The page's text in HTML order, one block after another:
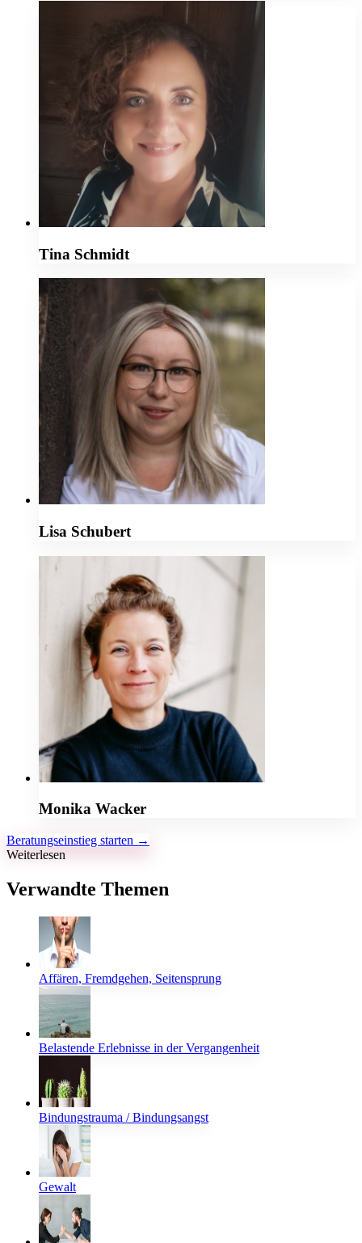
Tina Schmidt
Lisa Schubert
Monika Wacker
Beratungseinstieg starten →
Weiterlesen
Verwandte Themen
Affären, Fremdgehen, Seitensprung
Belastende Erlebnisse in der Vergangenheit
Bindungstrauma / Bindungsangst
Gewalt